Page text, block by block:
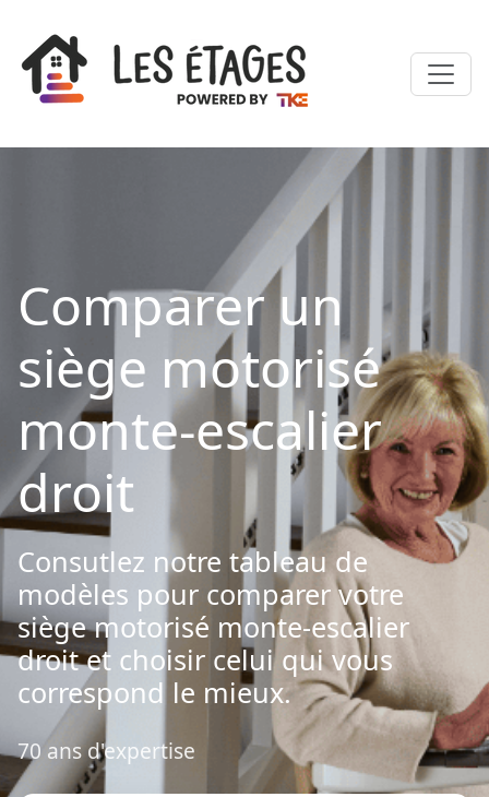
Comparer un
siège motorisé
monte-escalier
droit
Consutlez notre tableau de
modèles pour comparer votre
siège motorisé monte-escalier
droit et choisir celui qui vous
correspond le mieux.
70 ans d'expertise